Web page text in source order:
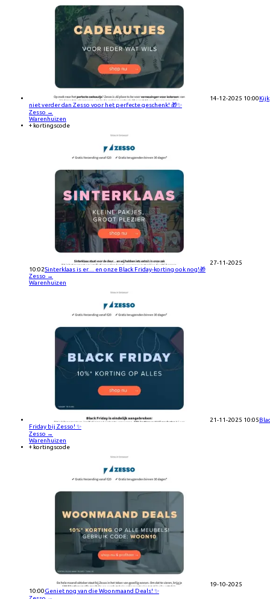
14-12-2025 10:00Kijk
niet verder dan Zesso voor het perfecte geschenk! 🎁✨
Zesso →
Warenhuizen
+ kortingscode
27-11-2025
10:02Sinterklaas is er… en onze Black Friday-korting ook nog!🎁
Zesso →
Warenhuizen
21-11-2025 10:05
Friday bij Zesso! ✨
Zesso →
Warenhuizen
+ kortingscode
19-10-2025
10:00Geniet nog van die Woonmaand Deals! ✨